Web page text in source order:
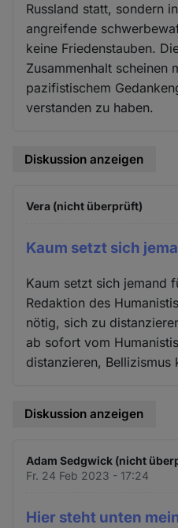
Russland statt, sondern
angreifende
keine Friedenstauben.
Zusammenhalt scheinen
pazifistischem
verstanden zu haben.
Diskussion anzeigen
Vera (nicht überprüft)
Kaum setzt sich
Kaum setzt sich jemand
Redaktion des
nötig, sich zu
ab sofort vom
distanzieren, Bellizismus
Diskussion anzeigen
Adam Sedgwick (nicht
Fr. 24 Feb 2023 - 17:24
Hier steht unten